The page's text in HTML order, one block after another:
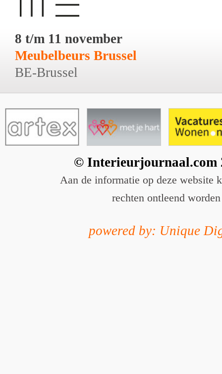
8 t/m 11 november
Meubelbeurs Brussel
BE-Brussel
© Interieurjournaal.com
Aan de informatie op deze website
rechten ontleend worden
powered by: Unique